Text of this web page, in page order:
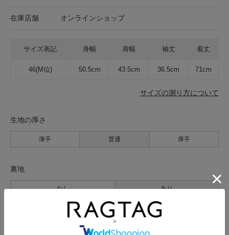
在庫店舗 オンラインショップ
サイズ表記 身幅 肩幅 袖丈 着丈
46(M位) 50.5cm 43.5cm 36.5cm 71cm
サイズの測り方について
生地の厚さ
薄手 普通 厚手
裏地
なし あり